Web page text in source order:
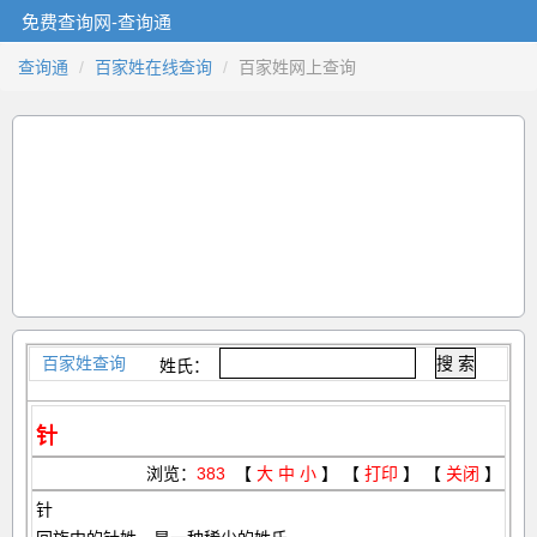
免费查询网-查询通
查询通 百家姓在线查询 百家姓网上查询
百家姓查询 姓氏：
针
浏览： 383 【 大 中 小 】 【 打印 】 【 关闭 】
针